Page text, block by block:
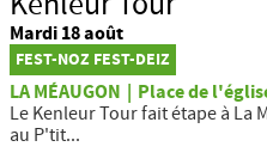
Mardi 18 août
FEST-NOZ FEST-DEIZ
LA MÉAUGON Place de
Le Kenleur Tour fait étape à La
au P'tit...